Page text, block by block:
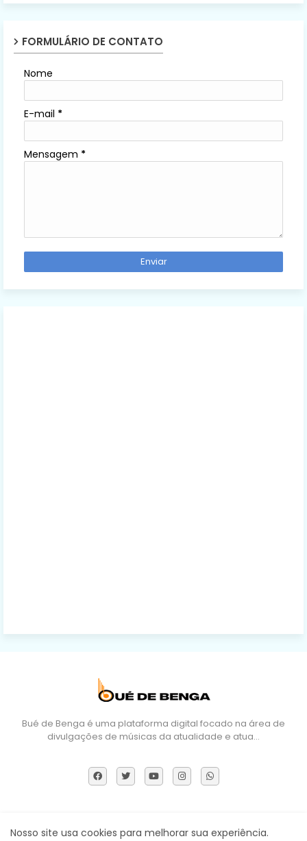
FORMULÁRIO DE CONTATO
Nome
E-mail *
Mensagem *
Bué de Benga é uma plataforma digital focado na área de
divulgações de músicas da atualidade e atua…
Sobre Nós DMCA Termos e Políticas Contactos
Nosso site usa cookies para melhorar sua experiência.